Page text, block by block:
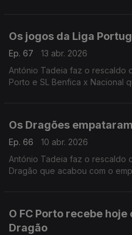
Os jogos da Liga
Ep. 67
13 abr. 2026
António Tadeia faz o rescaldo
Porto e SL Benfica x Nacional
Os Dragões
Ep. 66
10 abr. 2026
António Tadeia faz o rescaldo
Dragão que acabou com o
O FC Porto recebe
Dragão